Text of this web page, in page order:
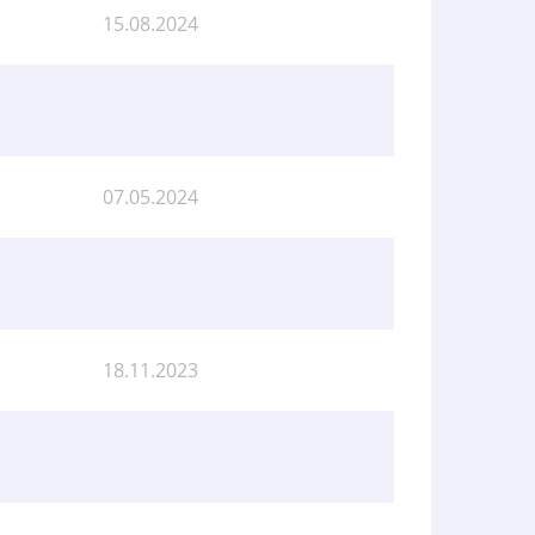
15.08.2024
07.05.2024
18.11.2023